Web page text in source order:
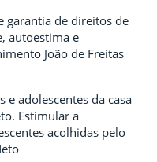
garantia de direitos de
autoestima e
João de Freitas
e adolescentes da casa
Estimular a
acolhidas pelo